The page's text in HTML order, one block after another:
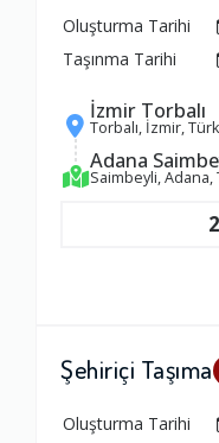
Oluşturma Tarihi
Taşınma Tarihi
İzmir Torbalı
Torbalı, İzmir,
Adana
Saimbeyli, Adana,
2
Şehiriçi Taşıma
Oluşturma Tarihi